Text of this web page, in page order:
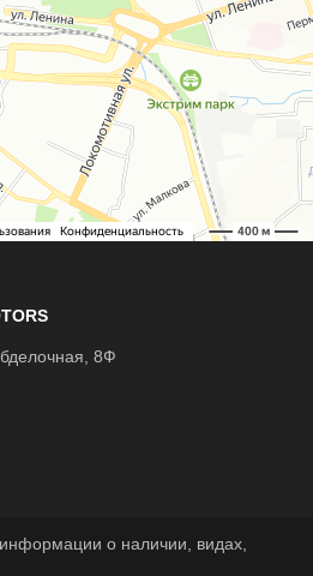
8Ф
о наличии, видах,